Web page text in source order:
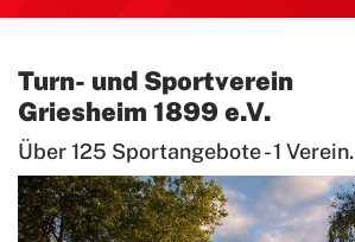
Turn- und Sportverein
Griesheim 1899 e.V.
Über 125 Sportangebote - 1 Verein.